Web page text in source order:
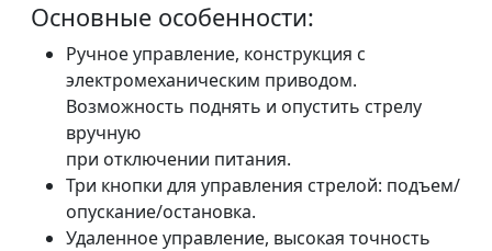
Основные особенности:
Ручное управление, конструкция с
электромеханическим приводом.
Возможность поднять и опустить стрелу
вручную
при отключении питания.
Три кнопки для управления стрелой: подъем/
опускание/остановка.
Удаленное управление, высокая точность